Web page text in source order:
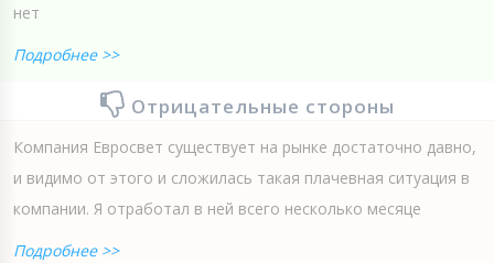
нет
Подробнее >>
Отрицательные стороны
Компания Евросвет существует на рынке достаточно давно,
и видимо от этого и сложилась такая плачевная ситуация в
компании. Я отработал в ней всего несколько месяце
Подробнее >>